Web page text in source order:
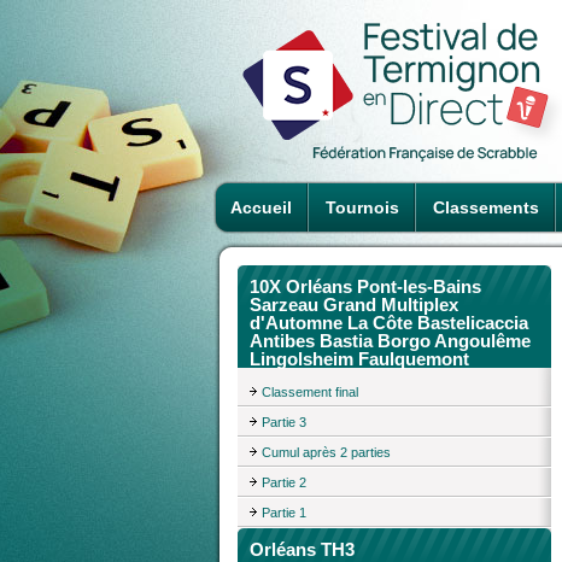
Accueil Tournois Classements
10X Orléans Pont-les-Bains
Sarzeau Grand Multiplex
d'Automne La Côte Bastelicaccia
Antibes Bastia Borgo Angoulême
Lingolsheim Faulquemont
Classement final
Partie 3
Cumul après 2 parties
Partie 2
Partie 1
Orléans TH3